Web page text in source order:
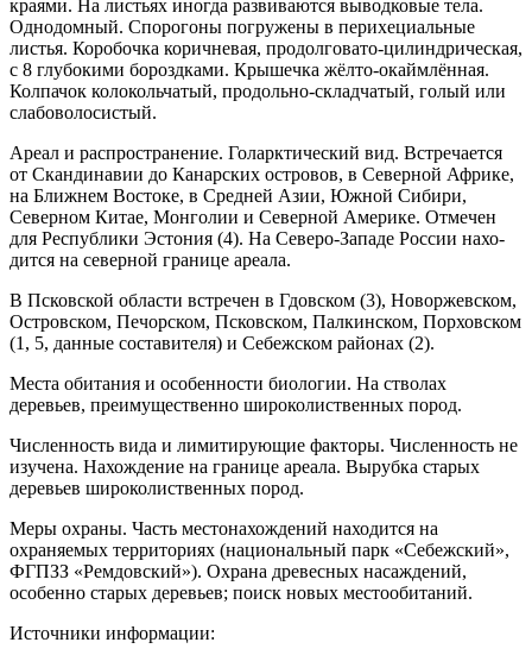
краями. На листьях иногда развиваются выводковые тела.
Однодомный. Спорогоны погружены в перихециальные
листья. Ко­робочка коричневая, продолговато-цилиндрическая,
с 8 глубокими бороздками. Крышечка жёлто-окайм­лённая.
Колпачок колокольчатый, продольно-склад­чатый, голый или
слабоволосистый.
Ареал и распространение. Голарктический вид. Встречается
от Скандинавии до Канарских островов, в Северной Африке,
на Ближнем Востоке, в Средней Азии, Южной Сибири,
Северном Китае, Монголии и Северной Америке. Отмечен
для Респу­блики Эстония (4). На Северо-Западе России нахо­
дится на северной границе ареала.
В Псковской области встречен в Гдовском (3), Новоржевском,
Островском, Печорском, Псковском, Палкинском, Порховском
(1, 5, данные составителя) и Себежском районах (2).
Места обитания и особенности биологии. На стволах
деревьев, преимущественно широколиствен­ных пород.
Численность вида и лимитирующие факто­ры. Численность не
изучена. Нахождение на границе ареала. Вырубка старых
деревьев широколиственных пород.
Меры охраны. Часть местонахождений нахо­дится на
охраняемых территориях (национальный парк «Себежский»,
ФГПЗЗ «Ремдовский»). Охрана древесных насаждений,
особенно старых деревьев; поиск новых местообитаний.
Источники информации: